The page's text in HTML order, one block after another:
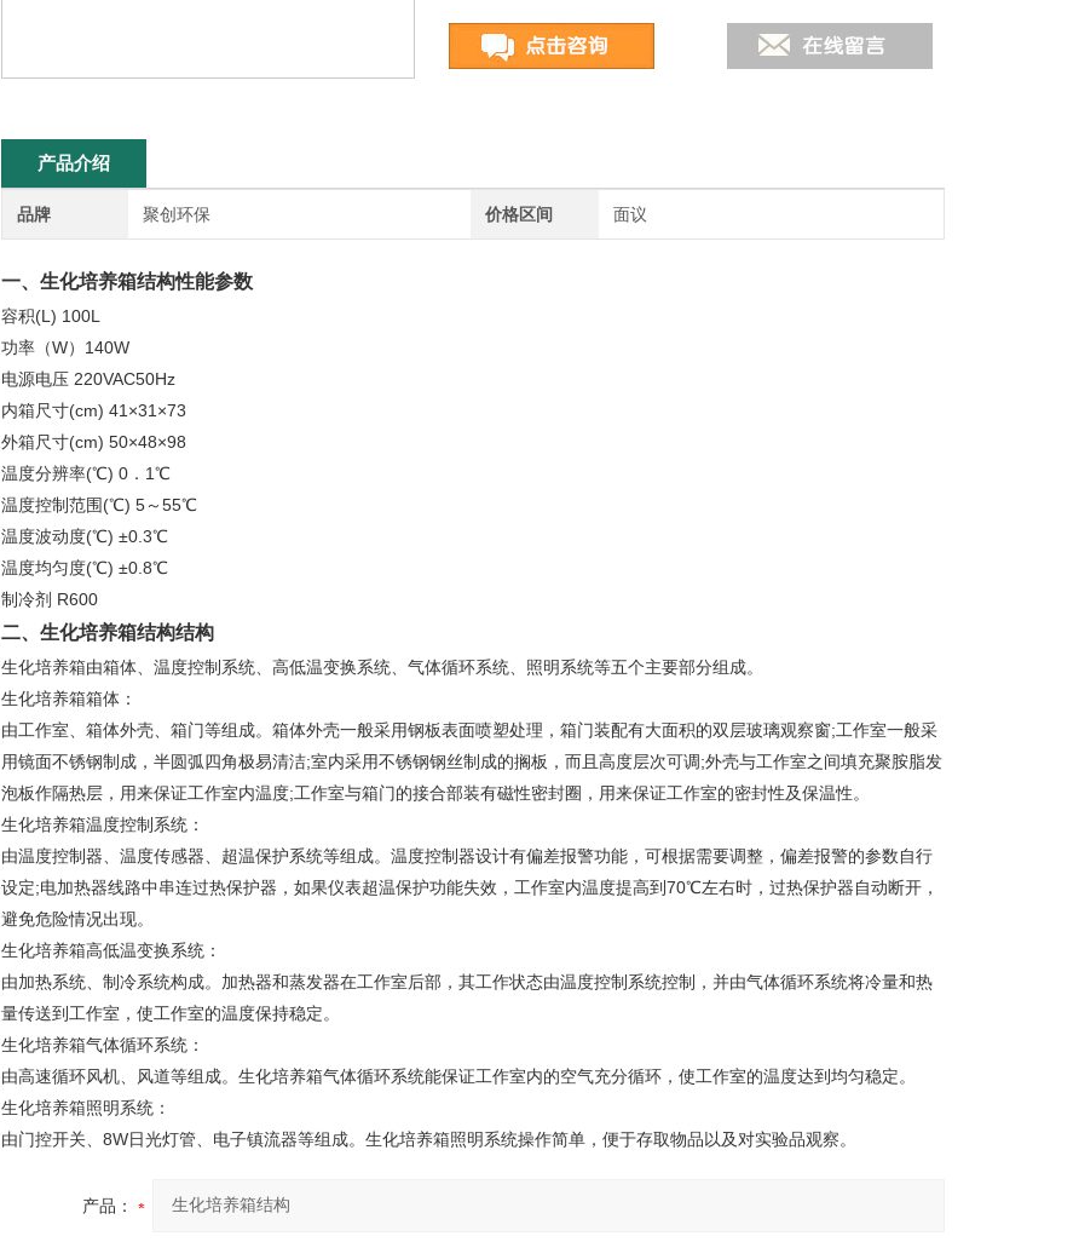
产品介绍
品牌 聚创环保 价格区间 面议
一、 生化培养箱结构性能参数
容积(L) 100L
功率（W）140W
电源电压 220VAC50Hz
内箱尺寸(cm) 41×31×73
外箱尺寸(cm) 50×48×98
温度分辨率(℃) 0．1℃
温度控制范围(℃) 5～55℃
温度波动度(℃) ±0.3℃
温度均匀度(℃) ±0.8℃
制冷剂 R600
二、 生化培养箱结构结构
生化培养箱由箱体、温度控制系统、高低温变换系统、气体循环系统、照明系统等五个主要部分组成。
生化培养箱箱体：
由工作室、箱体外壳、箱门等组成。箱体外壳一般采用钢板表面喷塑处理，箱门装配有大面积的双层玻璃观察窗;工作室一般采
用镜面不锈钢制成，半圆弧四角极易清洁;室内采用不锈钢钢丝制成的搁板，而且高度层次可调;外壳与工作室之间填充聚胺脂发
泡板作隔热层，用来保证工作室内温度;工作室与箱门的接合部装有磁性密封圈，用来保证工作室的密封性及保温性。
生化培养箱温度控制系统：
由温度控制器、温度传感器、超温保护系统等组成。温度控制器设计有偏差报警功能，可根据需要调整，偏差报警的参数自行
设定;电加热器线路中串连过热保护器，如果仪表超温保护功能失效，工作室内温度提高到70℃左右时，过热保护器自动断开，
避免危险情况出现。
生化培养箱高低温变换系统：
由加热系统、制冷系统构成。加热器和蒸发器在工作室后部，其工作状态由温度控制系统控制，并由气体循环系统将冷量和热
量传送到工作室，使工作室的温度保持稳定。
生化培养箱气体循环系统：
由高速循环风机、风道等组成。生化培养箱气体循环系统能保证工作室内的空气充分循环，使工作室的温度达到均匀稳定。
生化培养箱照明系统：
由门控开关、8W日光灯管、电子镇流器等组成。生化培养箱照明系统操作简单，便于存取物品以及对实验品观察。
产品：